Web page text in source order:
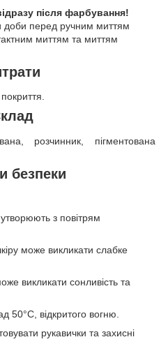
після фарбування!
доби перед ручним миттям
миттям та миттям
розчинник, пігментована
безпеки
з повітрям
може викликати слабке
викликати сонливість та
50°C, відкритого вогню.
рукавички та захисні